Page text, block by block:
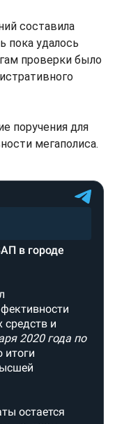
составила
пока удалось
проверки было
поручения для
мегаполиса.